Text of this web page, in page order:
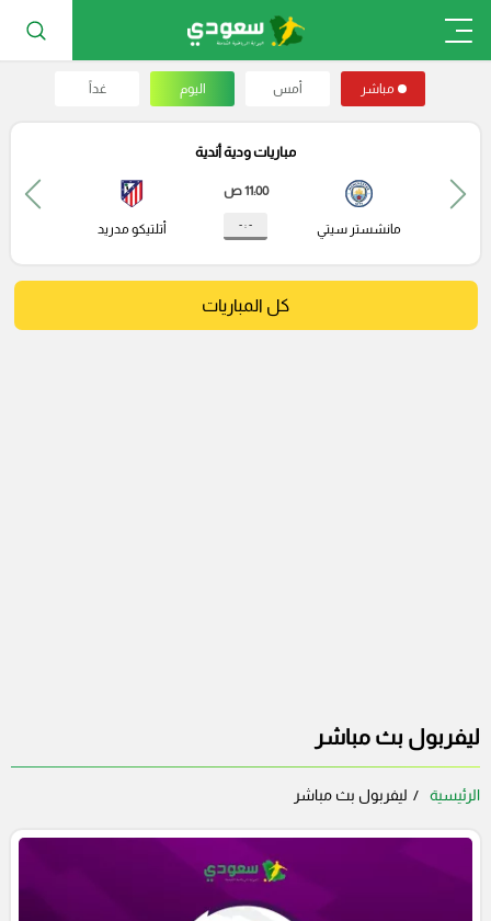
مباشر أمس اليوم غداً
مباريات ودية أندية
مانشستر سيتي
11:00 ص
- : - أتلتيكو مدريد
كل المباريات
ليفربول بث مباشر
الرئيسية ليفربول بث مباشر